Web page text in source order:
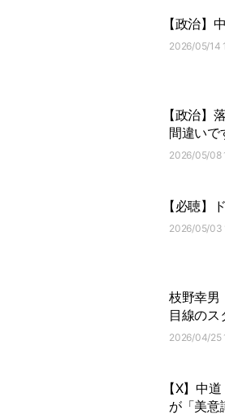
【政治】
2026/05/14
【政治】
間違いで
2026/05/08
【必聴】
2026/05/03
枝野幸男
目線のス
2026/04/25
【X】中
が「美意